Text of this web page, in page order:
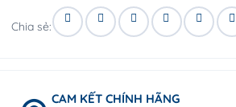
Chia sẻ:
CAM KẾT CHÍNH HÃNG